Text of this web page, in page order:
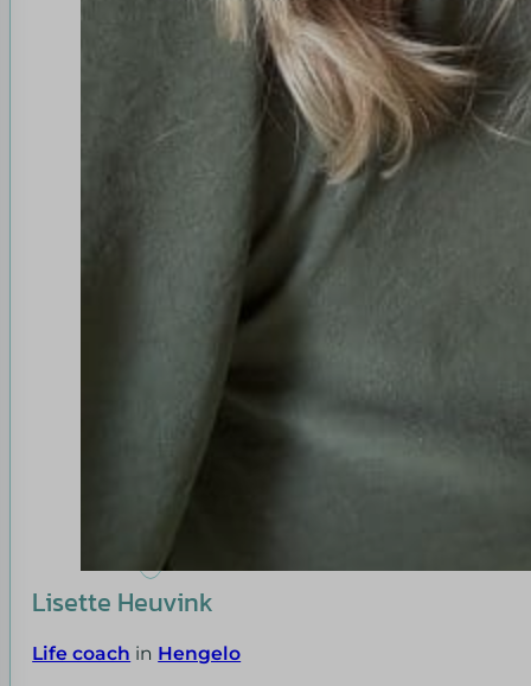
Lisette Heuvink
Life coach in Hengelo